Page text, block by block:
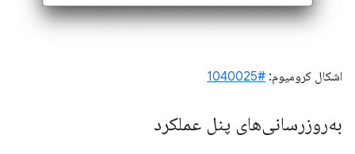
اشکال کرومیوم: #1040025
به‌روزرسانی‌های پنل عملکرد